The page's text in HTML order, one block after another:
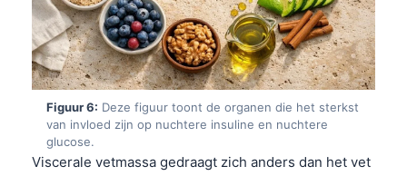
Figuur 6: Deze figuur toont de organen die het sterkst
van invloed zijn op nuchtere insuline en nuchtere
glucose.
Viscerale vetmassa gedraagt zich anders dan het vet
Occitan
العربية المغربية
Afrikaans
Монгол
ພາສາລາວ
Basa Jawa